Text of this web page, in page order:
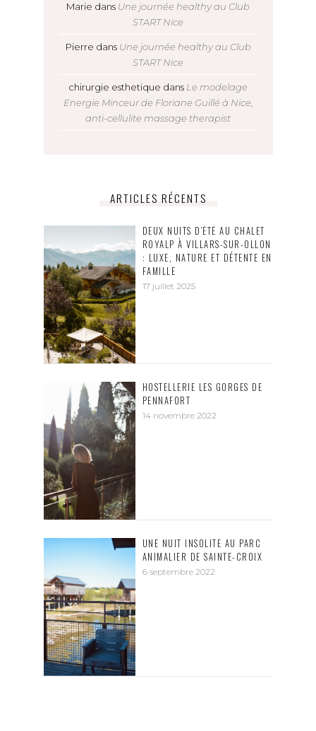
Marie dans Une journée healthy au Club
START Nice
Pierre dans Une journée healthy au Club
START Nice
chirurgie esthetique dans Le modelage
Energie Minceur de Floriane Guillé à Nice,
anti-cellulite massage therapist
ARTICLES RÉCENTS
DEUX NUITS D’ÉTÉ AU CHALET
ROYALP À VILLARS-SUR-OLLON
: LUXE, NATURE ET DÉTENTE EN
FAMILLE
17 juillet 2025
HOSTELLERIE LES GORGES DE
PENNAFORT
14 novembre 2022
UNE NUIT INSOLITE AU PARC
ANIMALIER DE SAINTE-CROIX
6 septembre 2022